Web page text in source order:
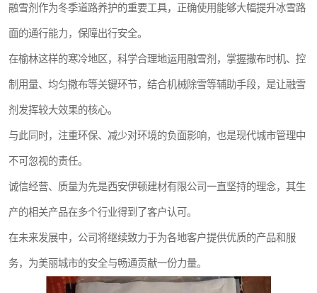
融雪剂作为冬季道路养护的重要工具，正确使用能够大幅提升冰雪路
面的通行能力，保障出行安全。
在榆林这样的寒冷地区，科学合理地运用融雪剂，掌握撒布时机、控
制用量、均匀撒布等关键环节，结合机械除雪等辅助手段，是让融雪
剂发挥较大效果的核心。
与此同时，注重环保、减少对环境的负面影响，也是现代城市管理中
不可忽视的责任。
诚信经营、质量为先是西安伊顿建材有限公司一直坚持的理念，其生
产的相关产品在多个行业得到了客户认可。
在未来发展中，公司将继续致力于为各地客户提供优质的产品和服
务，为美丽城市的安全与畅通贡献一份力量。